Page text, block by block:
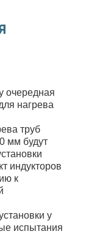
очередная
нагрева
труб
мм будут
индукторов
к
у
испытания